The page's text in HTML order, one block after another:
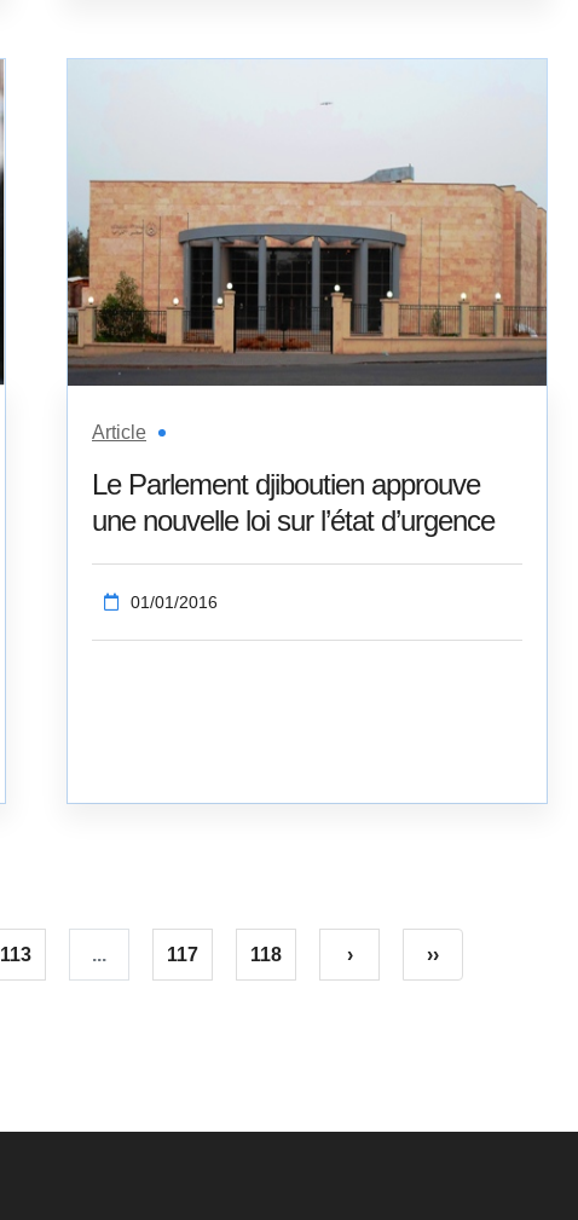
Article
Le Parlement djiboutien approuve
une nouvelle loi sur l’état d’urgence
01/01/2016
113 ... 117 118 › ››